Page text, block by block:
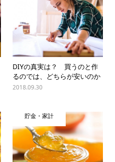
DIYの真実は？ 買うのと作
るのでは、どちらが安いのか
2018.09.30
貯金・家計